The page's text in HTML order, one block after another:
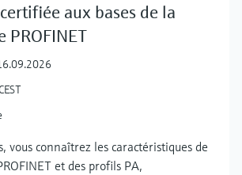
aux bases de la
PROFINET
vous connaîtrez les caractéristiques de
et des profils PA,